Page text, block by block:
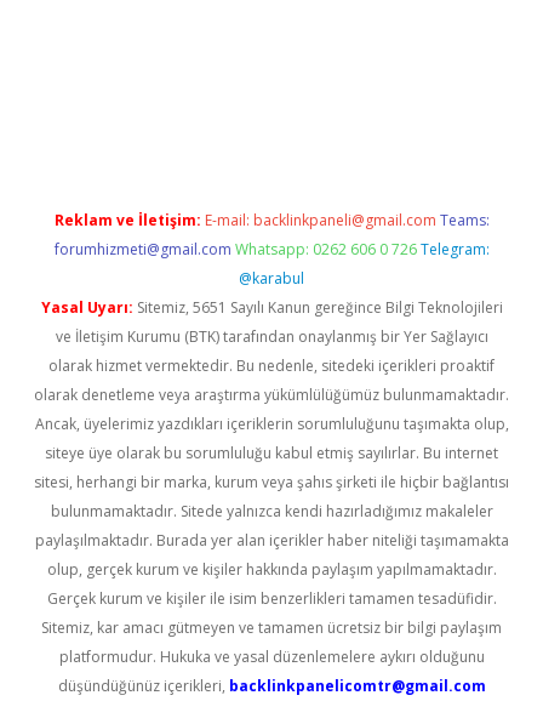
Reklam ve İletişim: E-mail: backlinkpaneli@gmail.com Teams:
forumhizmeti@gmail.com Whatsapp: 0262 606 0 726 Telegram:
@karabul
Yasal Uyarı: Sitemiz, 5651 Sayılı Kanun gereğince Bilgi Teknolojileri
ve İletişim Kurumu (BTK) tarafından onaylanmış bir Yer Sağlayıcı
olarak hizmet vermektedir. Bu nedenle, sitedeki içerikleri proaktif
olarak denetleme veya araştırma yükümlülüğümüz bulunmamaktadır.
Ancak, üyelerimiz yazdıkları içeriklerin sorumluluğunu taşımakta olup,
siteye üye olarak bu sorumluluğu kabul etmiş sayılırlar. Bu internet
sitesi, herhangi bir marka, kurum veya şahıs şirketi ile hiçbir bağlantısı
bulunmamaktadır. Sitede yalnızca kendi hazırladığımız makaleler
paylaşılmaktadır. Burada yer alan içerikler haber niteliği taşımamakta
olup, gerçek kurum ve kişiler hakkında paylaşım yapılmamaktadır.
Gerçek kurum ve kişiler ile isim benzerlikleri tamamen tesadüfidir.
Sitemiz, kar amacı gütmeyen ve tamamen ücretsiz bir bilgi paylaşım
platformudur. Hukuka ve yasal düzenlemelere aykırı olduğunu
düşündüğünüz içerikleri, backlinkpanelicomtr@gmail.com